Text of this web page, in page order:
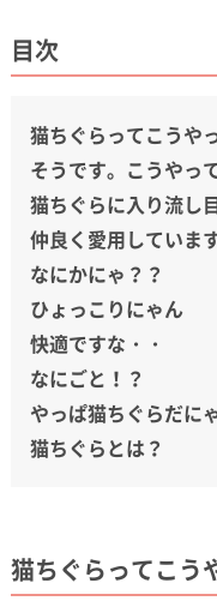
目次
猫ちぐらってこうや
そうです。こうやっ
猫ちぐらに入り流し
仲良く愛用していま
なにかにゃ？？
ひょっこりにゃん
快適ですな・・
なにごと！？
やっぱ猫ちぐらだに
猫ちぐらとは？
猫ちぐらってこう